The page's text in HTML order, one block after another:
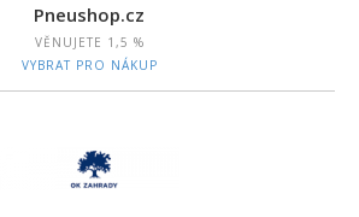
Pneushop.cz
VĚNUJETE 1,5 %
VYBRAT PRO NÁKUP